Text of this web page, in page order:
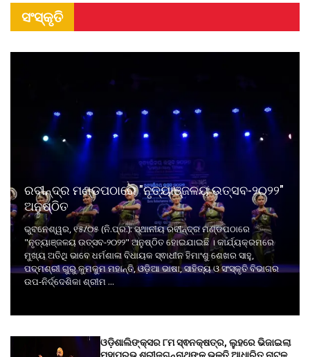
ସଂସ୍କୃତି
ରବୀନ୍ଦ୍ର ମଣ୍ଡପଠାରେ "ନୃତ୍ୟାଞ୍ଜଳୟ ଉତ୍ସବ-୨୦୨୨"
ଅନୁଷ୍ଠିତ
ଭୁବନେଶ୍ୱର, ୧୫/୦୫ (ନି.ପ୍ର.): ସ୍ଥାନୀୟ ରବୀନ୍ଦ୍ର ମଣ୍ଡପଠାରେ
"ନୃତ୍ୟାଞ୍ଜଳୟ ଉତ୍ସବ-୨୦୨୨" ଅନୁଷ୍ଠିତ ହୋଇଯାଇଛି । କାର୍ଯ୍ୟକ୍ରମରେ
ମୁଖ୍ୟ ଅତିଥି ଭାବେ ଧର୍ମଶାଳା ବିଧାୟକ ସ୍ଵାଧୀନ ହିମାଂଶୁ ଶେଖର ସାହୁ,
ପଦ୍ମଶ୍ରୀ ଗୁରୁ କୁମକୁମ ମହାନ୍ତି, ଓଡ଼ିଆ ଭାଷା, ସାହିତ୍ୟ ଓ ସଂସ୍କୃତି ବିଭାଗର
ଉପ-ନିର୍ଦ୍ଦେଶିକା ଶ୍ରୀମ ...
ଓଡ଼ିଶାଲିଙ୍କ୍ସର ୮ମ ସ୍ଵନକ୍ଷତ୍ର, ଲୁହରେ ଭିଜାଇଲା